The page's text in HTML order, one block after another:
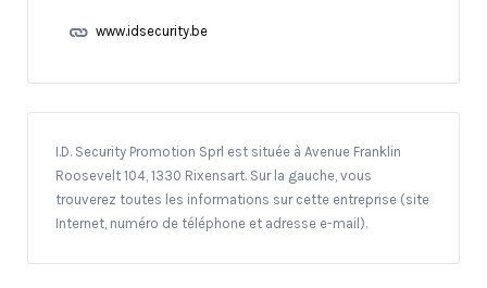
www.idsecurity.be
I.D. Security Promotion Sprl est située à Avenue Franklin
Roosevelt 104, 1330 Rixensart. Sur la gauche, vous
trouverez toutes les informations sur cette entreprise (site
Internet, numéro de téléphone et adresse e-mail).